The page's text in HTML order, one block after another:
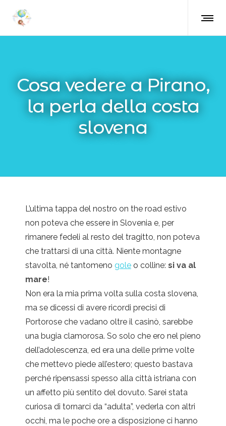
Cosa vedere a Pirano,
la perla della costa
slovena
L’ultima tappa del nostro on the road estivo
non poteva che essere in Slovenia e, per
rimanere fedeli al resto del tragitto, non poteva
che trattarsi di una città. Niente montagne
stavolta, né tantomeno gole o colline: si va al
mare!
Non era la mia prima volta sulla costa slovena,
ma se dicessi di avere ricordi precisi di
Portorose che vadano oltre il casinò, sarebbe
una bugia clamorosa. So solo che ero nel pieno
dell’adolescenza, ed era una delle prime volte
che mettevo piede all’estero; questo bastava
perché ripensassi spesso alla città istriana con
un affetto più sentito del dovuto. Sarei stata
curiosa di tornarci da “adulta”, vederla con altri
occhi, ma le poche ore a disposizione ci hanno